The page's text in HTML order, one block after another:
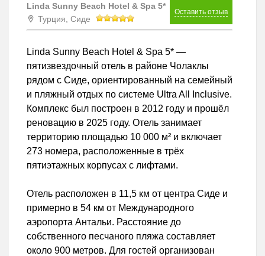
Linda Sunny Beach Hotel & Spa 5*
Турция, Сиде
Оставить отзыв
Linda Sunny Beach Hotel & Spa 5* —
пятизвездочный отель в районе Чолаклы
рядом с Сиде, ориентированный на семейный
и пляжный отдых по системе Ultra All Inclusive.
Комплекс был построен в 2012 году и прошёл
реновацию в 2025 году. Отель занимает
территорию площадью 10 000 м² и включает
273 номера, расположенные в трёх
пятиэтажных корпусах с лифтами.
Отель расположен в 11,5 км от центра Сиде и
примерно в 54 км от Международного
аэропорта Антальи. Расстояние до
собственного песчаного пляжа составляет
около 900 метров. Для гостей организован